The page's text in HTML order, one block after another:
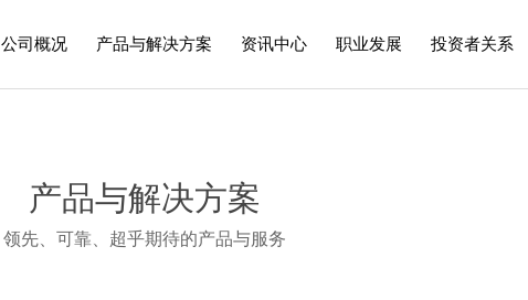
公司概况 产品与解决方案 资讯中心 职业发展 投资者关系
产品与解决方案
领先、可靠、超乎期待的产品与服务